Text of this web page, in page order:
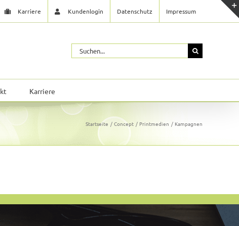
Karriere Kundenlogin Datenschutz Impressum
Suche
nach:
Karriere
Startseite Concept Printmedien Kampagnen